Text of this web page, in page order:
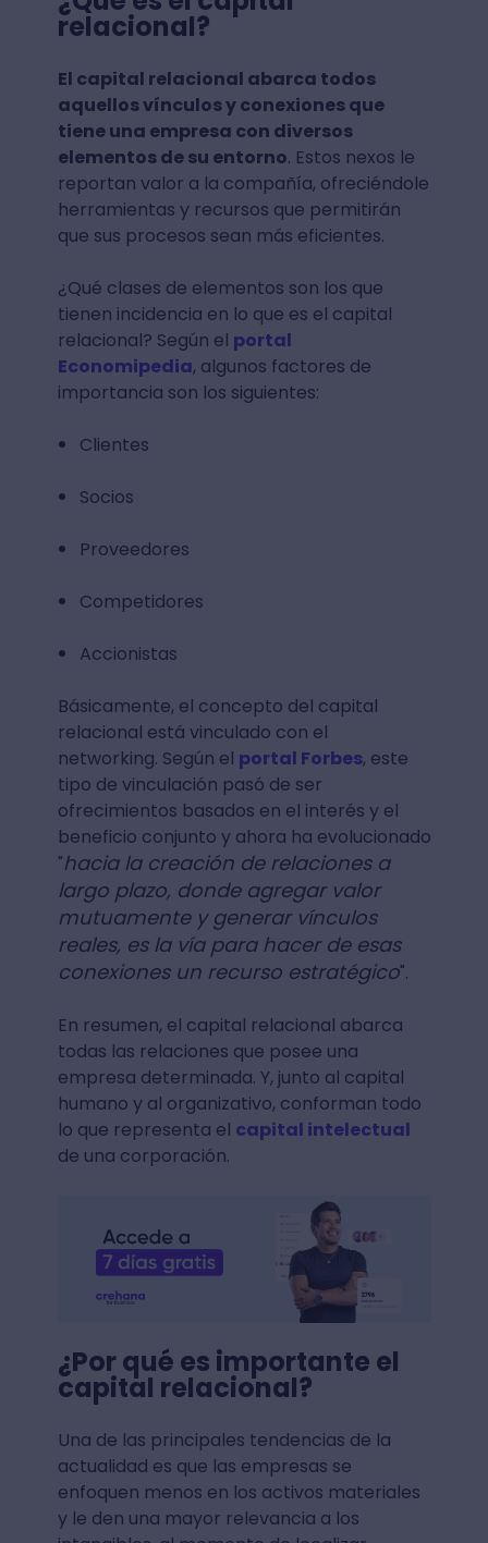
relacional?
El capital relacional abarca todos
aquellos vínculos y conexiones que
tiene una empresa con diversos
elementos de su entorno. Estos nexos le
reportan valor a la compañía, ofreciéndole
herramientas y recursos que permitirán
que sus procesos sean más eficientes.
¿Qué clases de elementos son los que
tienen incidencia en lo que es el capital
relacional? Según el portal
Economipedia, algunos factores de
importancia son los siguientes:
Clientes
Socios
Proveedores
Competidores
Accionistas
Básicamente, el concepto del capital
relacional está vinculado con el
networking. Según el portal Forbes, este
tipo de vinculación pasó de ser
ofrecimientos basados en el interés y el
beneficio conjunto y ahora ha evolucionado
"hacia la creación de relaciones a
largo plazo, donde agregar valor
mutuamente y generar vínculos
reales, es la vía para hacer de esas
conexiones un recurso estratégico".
En resumen, el capital relacional abarca
todas las relaciones que posee una
empresa determinada. Y, junto al capital
humano y al organizativo, conforman todo
lo que representa el capital intelectual
de una corporación.
¿Por qué es importante el
capital relacional?
Una de las principales tendencias de la
actualidad es que las empresas se
enfoquen menos en los activos materiales
y le den una mayor relevancia a los